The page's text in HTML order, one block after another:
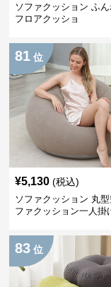
ソファクッション ふ
フロアクッショ
81 位
¥5,130 (税込)
ソファクッション 丸
ファクッション一人掛
83 位